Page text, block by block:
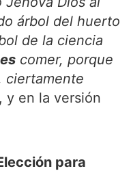
árbol del huerto
de la ciencia
comer, porque
ciertamente
y en la versión
para